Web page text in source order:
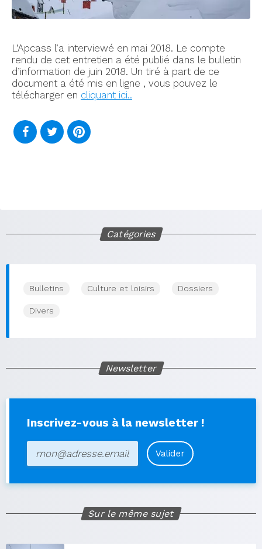
L’Apcass l‘a interviewé en mai 2018. Le compte
rendu de cet entretien a été publié dans le bulletin
d’information de juin 2018. Un tiré à part de ce
document a été mis en ligne , vous pouvez le
télécharger en cliquant ici..
Catégories
Bulletins Culture et loisirs Dossiers
Divers
Newsletter
Inscrivez-vous à la newsletter !
Valider
Sur le même sujet